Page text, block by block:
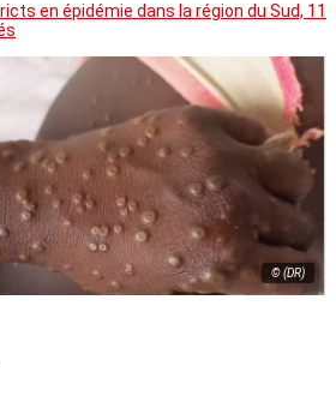
en épidémie dans la région du Sud, 11
© (DR)